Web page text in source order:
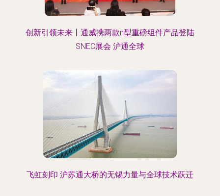
创新引领未来丨通威携两款n型重磅组件产品登陆
SNEC展会 沪通全球
飞虹刻印 沪苏通大桥的无锡力量与全球技术跃迁